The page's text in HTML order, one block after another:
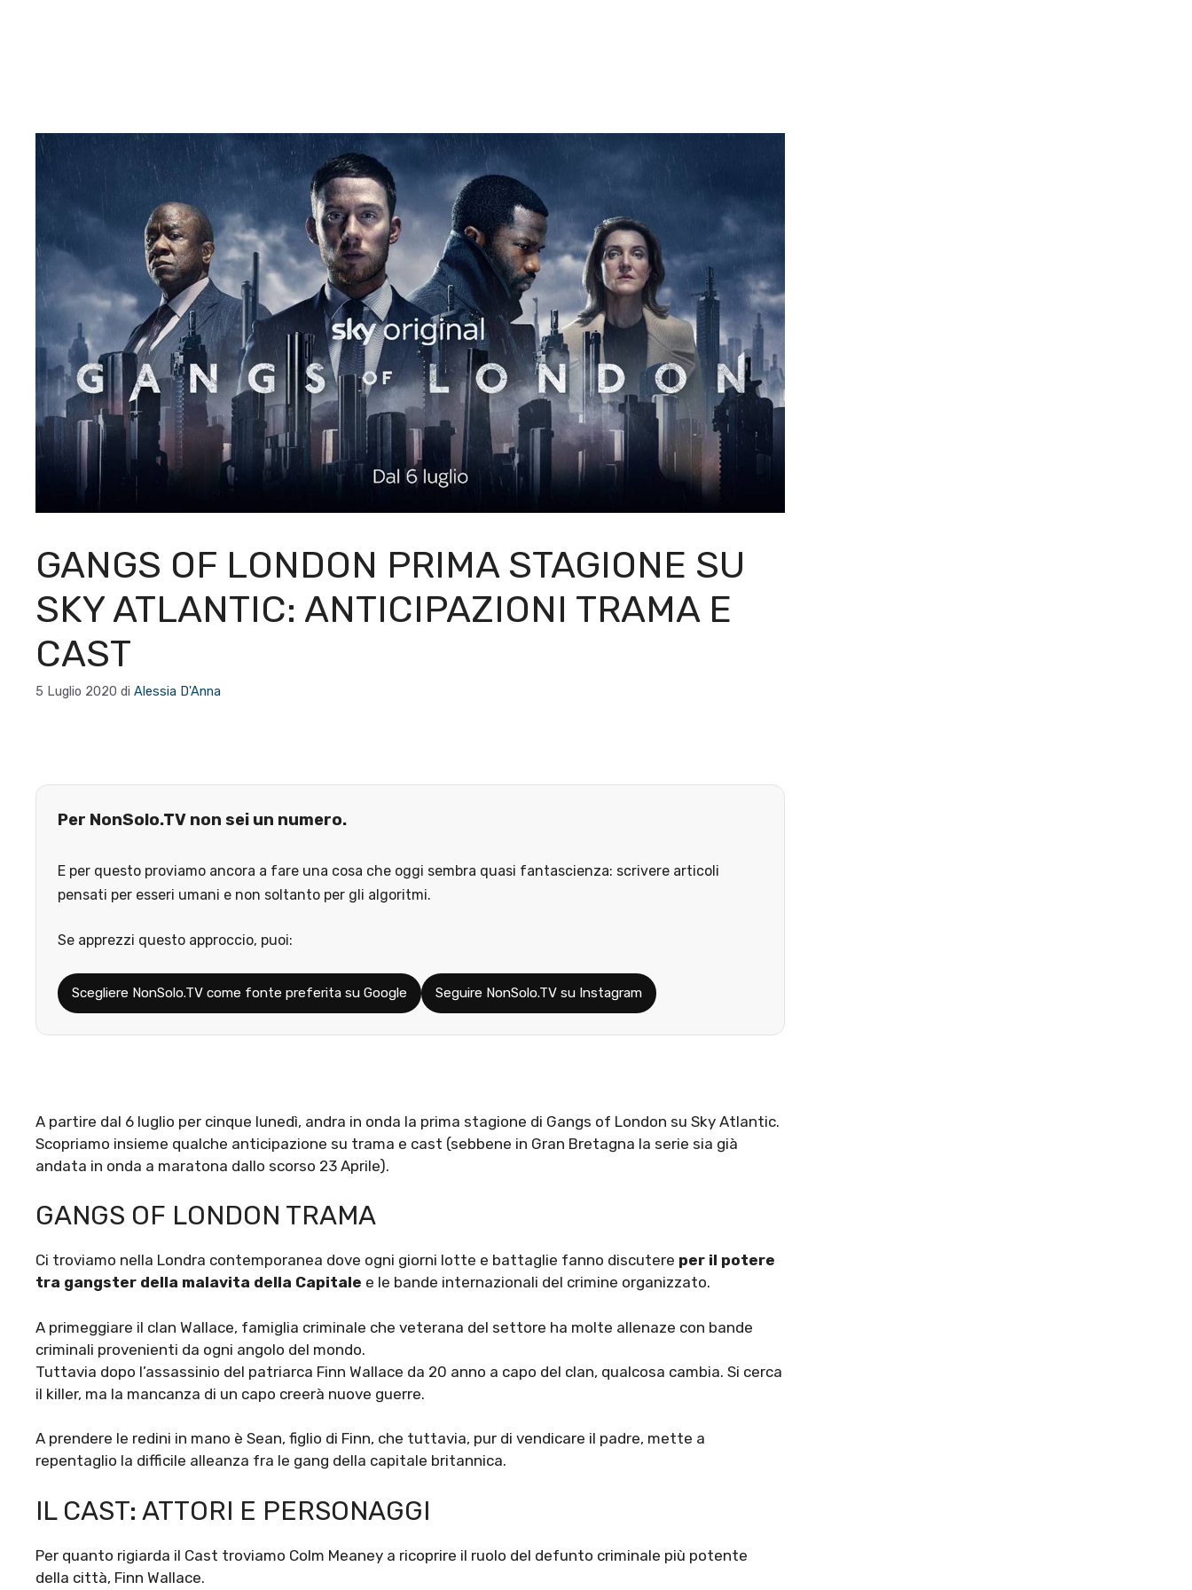
GANGS OF LONDON PRIMA STAGIONE SU
SKY ATLANTIC: ANTICIPAZIONI TRAMA E
CAST
5 Luglio 2020 di Alessia D'Anna
Per NonSolo.TV non sei un numero.
E per questo proviamo ancora a fare una cosa che oggi sembra quasi fantascienza: scrivere articoli
pensati per esseri umani e non soltanto per gli algoritmi.
Se apprezzi questo approccio, puoi:
Scegliere NonSolo.TV come fonte preferita su Google Seguire NonSolo.TV su Instagram
A partire dal 6 luglio per cinque lunedì, andra in onda la prima stagione di Gangs of London su Sky Atlantic.
Scopriamo insieme qualche anticipazione su trama e cast (sebbene in Gran Bretagna la serie sia già
andata in onda a maratona dallo scorso 23 Aprile).
GANGS OF LONDON TRAMA
Ci troviamo nella Londra contemporanea dove ogni giorni lotte e battaglie fanno discutere per il potere
tra gangster della malavita della Capitale e le bande internazionali del crimine organizzato.
A primeggiare il clan Wallace, famiglia criminale che veterana del settore ha molte allenaze con bande
criminali provenienti da ogni angolo del mondo.
Tuttavia dopo l’assassinio del patriarca Finn Wallace da 20 anno a capo del clan, qualcosa cambia. Si cerca
il killer, ma la mancanza di un capo creerà nuove guerre.
A prendere le redini in mano è Sean, figlio di Finn, che tuttavia, pur di vendicare il padre, mette a
repentaglio la difficile alleanza fra le gang della capitale britannica.
IL CAST: ATTORI E PERSONAGGI
Per quanto rigiarda il Cast troviamo Colm Meaney a ricoprire il ruolo del defunto criminale più potente
della città, Finn Wallace.